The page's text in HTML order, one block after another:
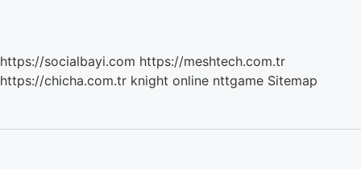
https://socialbayi.com https://meshtech.com.tr
https://chicha.com.tr knight online nttgame Sitemap